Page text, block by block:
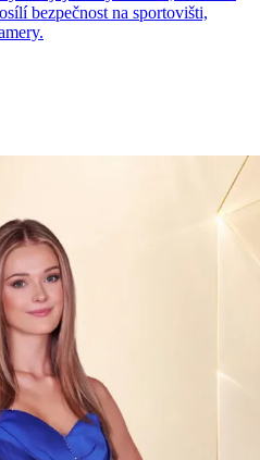
bezpečnost na sportovišti,